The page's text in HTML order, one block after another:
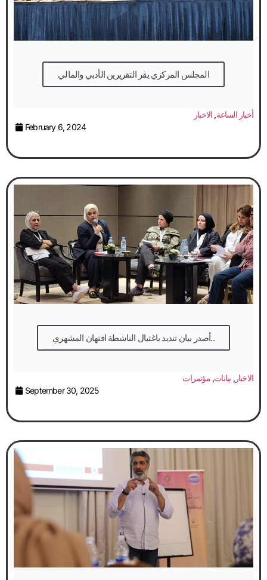
المجلس المركزي يقر التقريرين الأدبي والمالي
أخبار الساعة, الاخبار
February 6, 2024
أصدر بيان تنديد باغتيال الناشطة افتهان المشهري..
الاخبار, بيانات,مؤتمرات
September 30, 2025